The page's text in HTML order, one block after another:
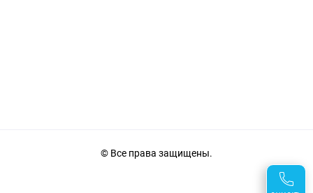
© Все права защищены.